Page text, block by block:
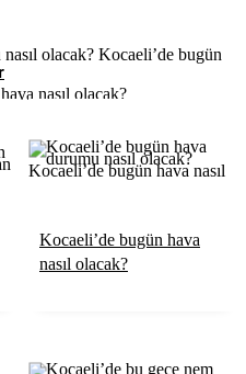
nasıl olacak?
Kocaeli’de bugün hava
nasıl olacak?